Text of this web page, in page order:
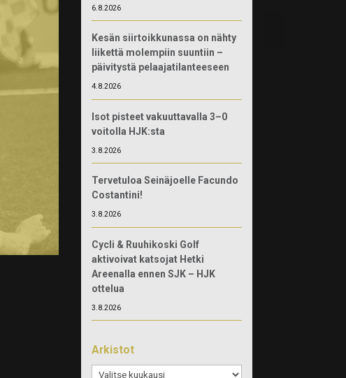
6.8.2026
Kesän siirtoikkunassa on nähty
liikettä molempiin suuntiin –
päivitystä pelaajatilanteeseen
4.8.2026
Isot pisteet vakuuttavalla 3–0
voitolla HJK:sta
3.8.2026
Tervetuloa Seinäjoelle Facundo
Costantini!
3.8.2026
Cycli & Ruuhikoski Golf
aktivoivat katsojat Hetki
Areenalla ennen SJK – HJK
ottelua
3.8.2026
Arkistot
Arkistot